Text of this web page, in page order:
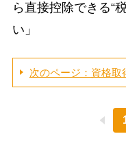
ら直接控除できる“
い」
次のページ：資格取